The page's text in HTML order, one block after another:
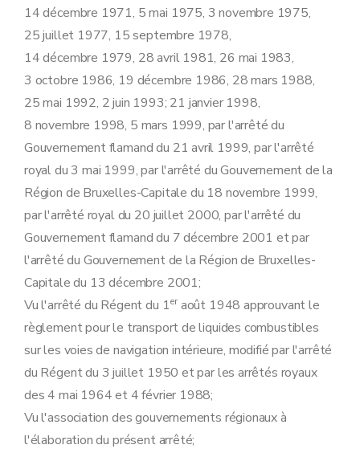
14 décembre 1971, 5 mai 1975, 3 novembre 1975,
25 juillet 1977, 15 septembre 1978,
14 décembre 1979, 28 avril 1981, 26 mai 1983,
3 octobre 1986, 19 décembre 1986, 28 mars 1988,
25 mai 1992, 2 juin 1993; 21 janvier 1998,
8 novembre 1998, 5 mars 1999, par l'arrêté du
Gouvernement flamand du 21 avril 1999, par l'arrêté
royal du 3 mai 1999, par l'arrêté du Gouvernement de la
Région de Bruxelles-Capitale du 18 novembre 1999,
par l'arrêté royal du 20 juillet 2000, par l'arrêté du
Gouvernement flamand du 7 décembre 2001 et par
l'arrêté du Gouvernement de la Région de Bruxelles-
Capitale du 13 décembre 2001;
Vu l'arrêté du Régent du 1eraoût 1948 approuvant le
règlement pour le transport de liquides combustibles
sur les voies de navigation intérieure, modifié par l'arrêté
du Régent du 3 juillet 1950 et par les arrêtés royaux
des 4 mai 1964 et 4 février 1988;
Vu l'association des gouvernements régionaux à
l'élaboration du présent arrêté;